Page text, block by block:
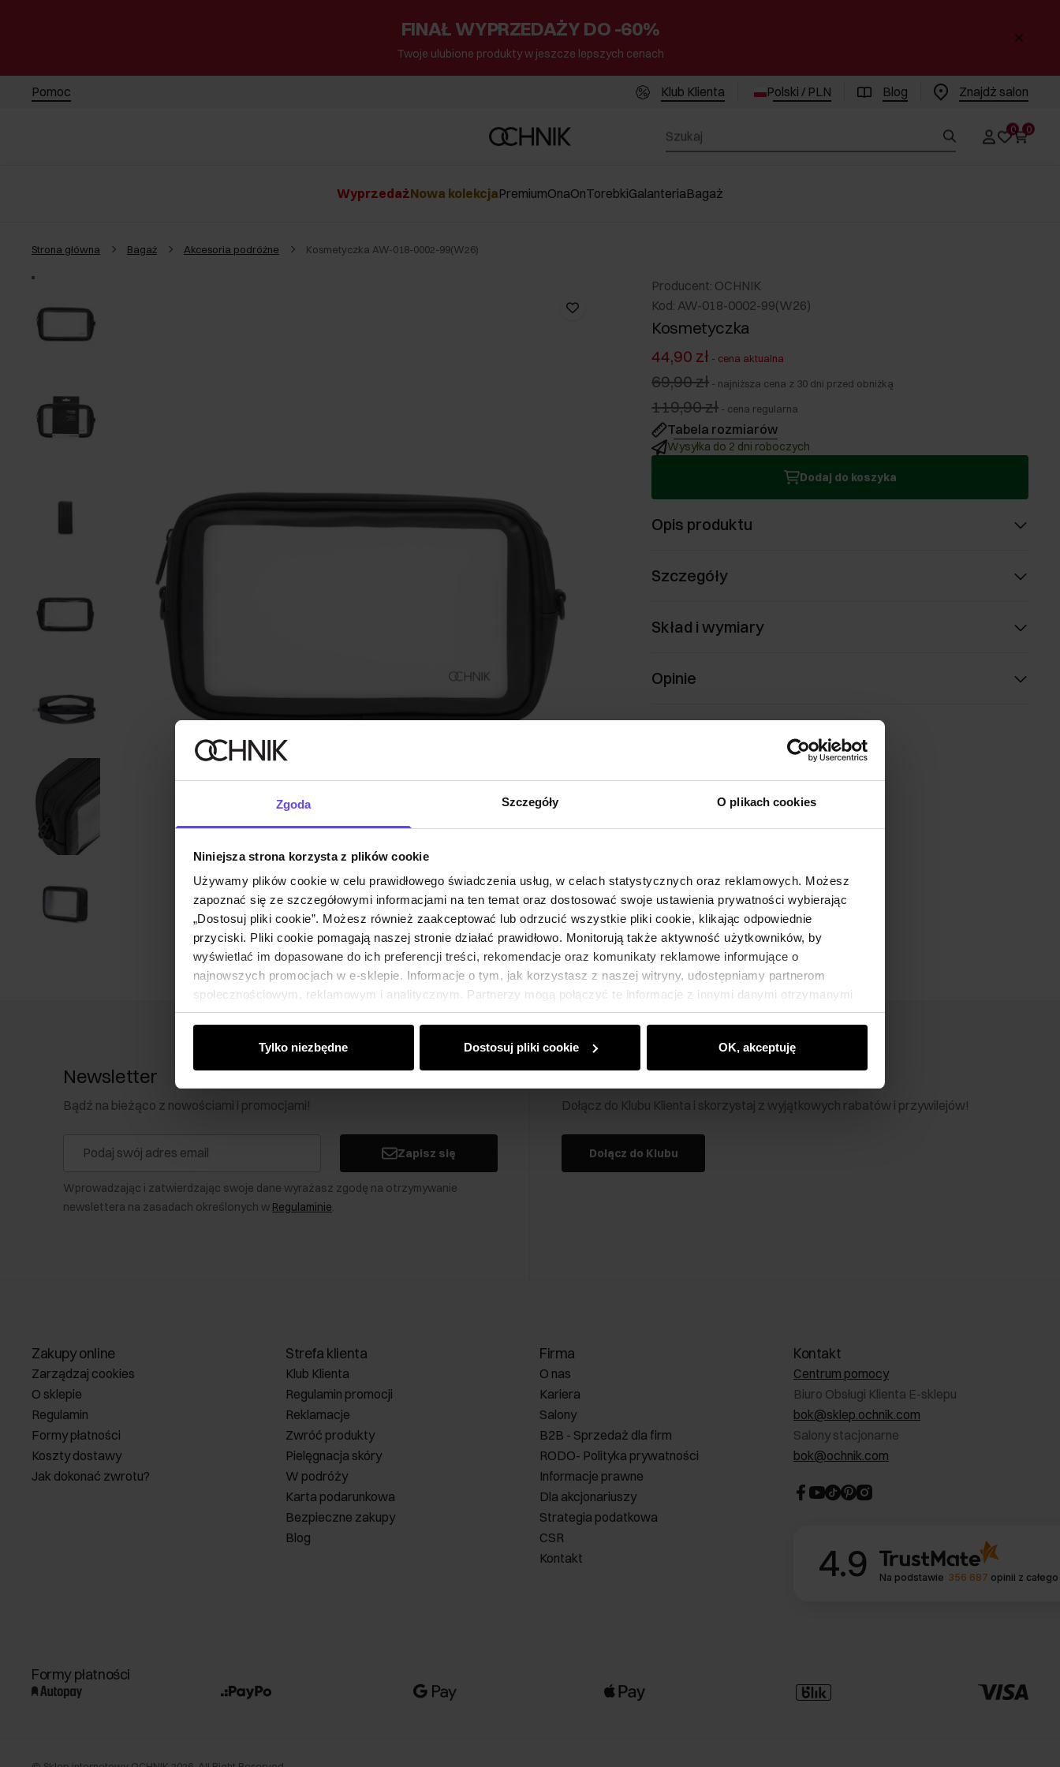
Zgoda Szczegóły O plikach cookies
Niniejsza strona korzysta z plików cookie
Używamy plików cookie w celu prawidłowego świadczenia usług, w celach statystycznych oraz reklamowych. Możesz
zapoznać się ze szczegółowymi informacjami na ten temat oraz dostosować swoje ustawienia prywatności wybierając
„Dostosuj pliki cookie”. Możesz również zaakceptować lub odrzucić wszystkie pliki cookie, klikając odpowiednie
przyciski. Pliki cookie pomagają naszej stronie działać prawidłowo. Monitorują także aktywność użytkowników, by
wyświetlać im dopasowane do ich preferencji treści, rekomendacje oraz komunikaty reklamowe informujące o
najnowszych promocjach w e-sklepie. Informacje o tym, jak korzystasz z naszej witryny, udostępniamy partnerom
społecznościowym, reklamowym i analitycznym. Partnerzy mogą połączyć te informacje z innymi danymi otrzymanymi
od Ciebie lub uzyskanymi podczas korzystania z ich usług.
Tylko niezbędne Dostosuj pliki cookie OK, akceptuję
FINAŁ WYPRZEDAŻY DO -60%
Twoje ulubione produkty w jeszcze lepszych cenach
Pomoc Klub Klienta Polski / PLN Blog Znajdż salon
0 0
WyprzedażNowa kolekcjaPremiumOnaOnTorebkiGalanteriaBagaż
Strona główna Bagaż Akcesoria podróżne Kosmetyczka AW-018-0002-99(W26)
Producent: OCHNIK
Kod: AW-018-0002-99(W26)
Kosmetyczka
44,90 zł - cena aktualna
69,90 zł - najniższa cena z 30 dni przed obniżką
119,90 zł - cena regularna
Tabela rozmiarów
Wysyłka do 2 dni roboczych
Dodaj do koszyka
Opis produktu
Szczegóły
Skład i wymiary
Opinie
Newsletter
Bądź na bieżąco z nowościami i promocjami!
Zapisz się
Wprowadzając i zatwierdzając swoje dane wyrażasz zgodę na otrzymywanie
newslettera na zasadach określonych w Regulaminie.
Klub Klienta Ochnik
Dołącz do Klubu Klienta i skorzystaj z wyjątkowych rabatów i przywilejów!
Dołącz do Klubu
Zakupy online
Zarządzaj cookies
O sklepie
Regulamin
Formy płatności
Koszty dostawy
Jak dokonać zwrotu?
Strefa klienta
Klub Klienta
Regulamin promocji
Reklamacje
Zwróć produkty
Pielęgnacja skóry
W podróży
Karta podarunkowa
Bezpieczne zakupy
Blog
Firma
O nas
Kariera
Salony
B2B - Sprzedaż dla firm
RODO- Polityka prywatności
Informacje prawne
Dla akcjonariuszy
Strategia podatkowa
CSR
Kontakt
Kontakt
Centrum pomocy
Biuro Obsługi Klienta E-sklepu
bok@sklep.ochnik.com
Salony stacjonarne
bok@ochnik.com
4.9 Na podstawie 356 687 opinii z
Formy płatności